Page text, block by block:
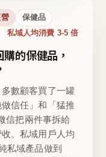
保健品
私域人均消費 3-5 倍
的保健品，
數顧客買了一罐
信任」和「猛推
信把兩件事拆給
。私域用戶人均
私域產品做到